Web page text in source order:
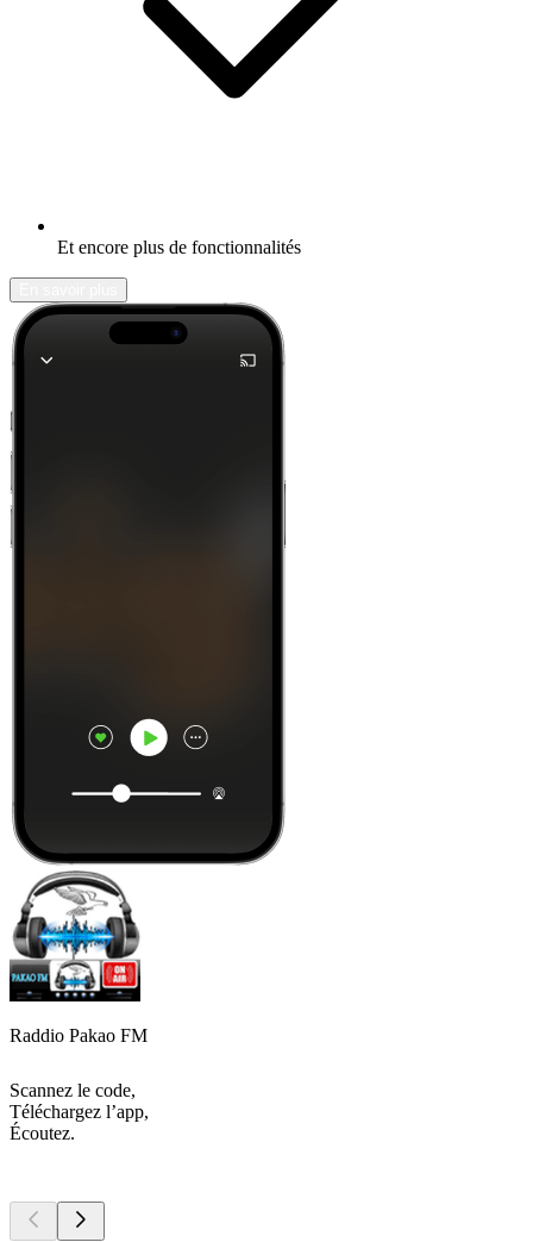
Et encore plus de fonctionnalités
Raddio Pakao FM
Scannez le code,
Téléchargez l’app,
Écoutez.